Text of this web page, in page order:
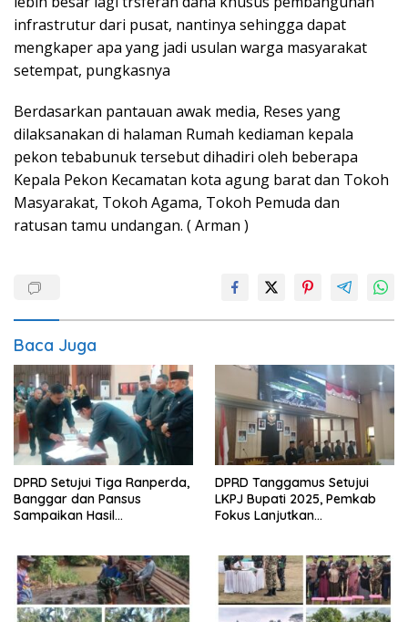
infrastrutur dari pusat, nantinya sehingga dapat
mengkaper apa yang jadi usulan warga masyarakat
setempat, pungkasnya
Berdasarkan pantauan awak media, Reses yang
dilaksanakan di halaman Rumah kediaman kepala
pekon tebabunuk tersebut dihadiri oleh beberapa
Kepala Pekon Kecamatan kota agung barat dan Tokoh
Masyarakat, Tokoh Agama, Tokoh Pemuda dan
ratusan tamu undangan. ( Arman )
Baca Juga
DPRD Setujui Tiga Ranperda,
Banggar dan Pansus
Sampaikan Hasil
DPRD Tanggamus Setujui
LKPJ Bupati 2025, Pemkab
Fokus Lanjutkan